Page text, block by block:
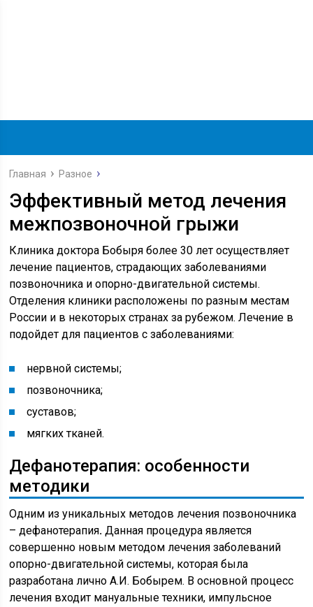
Главная Разное
Эффективный метод лечения
межпозвоночной грыжи
Клиника доктора Бобыря более 30 лет осуществляет
лечение пациентов, страдающих заболеваниями
позвоночника и опорно-двигательной системы.
Отделения клиники расположены по разным местам
России и в некоторых странах за рубежом. Лечение в
подойдет для пациентов с заболеваниями:
нервной системы;
позвоночника;
суставов;
мягких тканей.
Дефанотерапия: особенности
методики
Одним из уникальных методов лечения позвоночника
– дефанотерапия. Данная процедура является
совершенно новым методом лечения заболеваний
опорно-двигательной системы, которая была
разработана лично А.И. Бобырем. В основной процесс
лечения входит мануальные техники, импульсное